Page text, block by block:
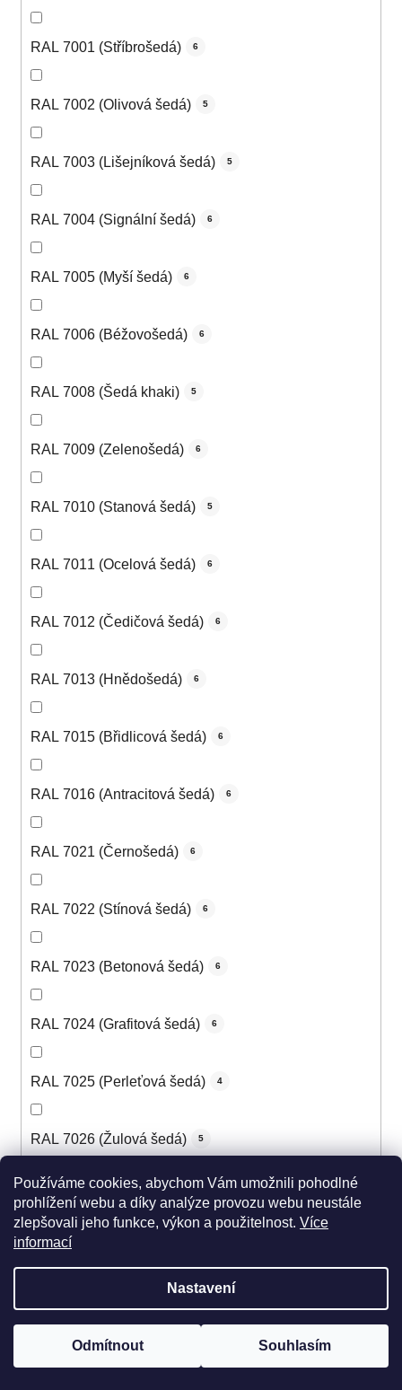
Používáme cookies, abychom Vám umožnili pohodlné
prohlížení webu a díky analýze provozu webu neustále
zlepšovali jeho funkce, výkon a použitelnost. Více
informací
Nastavení
Odmítnout Souhlasím
RAL 7001 (Stříbrošedá) 6
RAL 7002 (Olivová šedá) 5
RAL 7003 (Lišejníková šedá) 5
RAL 7004 (Signální šedá) 6
RAL 7005 (Myší šedá) 6
RAL 7006 (Béžovošedá) 6
RAL 7008 (Šedá khaki) 5
RAL 7009 (Zelenošedá) 6
RAL 7010 (Stanová šedá) 5
RAL 7011 (Ocelová šedá) 6
RAL 7012 (Čedičová šedá) 6
RAL 7013 (Hnědošedá) 6
RAL 7015 (Břidlicová šedá) 6
RAL 7016 (Antracitová šedá) 6
RAL 7021 (Černošedá) 6
RAL 7022 (Stínová šedá) 6
RAL 7023 (Betonová šedá) 6
RAL 7024 (Grafitová šedá) 6
RAL 7025 (Perleťová šedá) 4
RAL 7026 (Žulová šedá) 5
RAL 7030 (Kamenná šedá)
RAL 7031 (Šedomodrá)
RAL 7032 (Štěrková šedá) 6
RAL 7033 (Cementová šedá) 5